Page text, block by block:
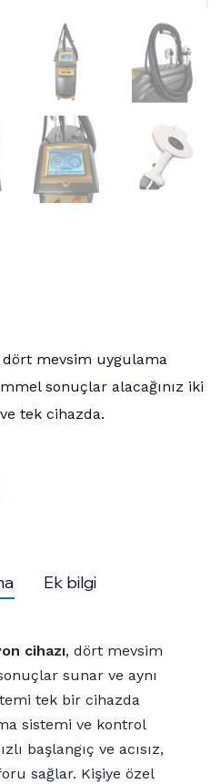
dört mevsim uygulama
sonuçlar alacağınız iki
tek cihazda.
Ek bilgi
cihazı, dört mevsim
sunar ve aynı
tek bir cihazda
sistemi ve kontrol
başlangıç ve acısız,
sağlar. Kişiye özel